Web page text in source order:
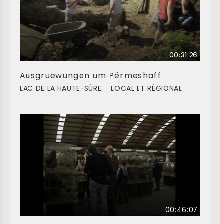
00:31:26
Ausgruewungen um Përmeshaff
LAC DE LA HAUTE-SÛRE LOCAL ET RÉGIONAL
00:46:07